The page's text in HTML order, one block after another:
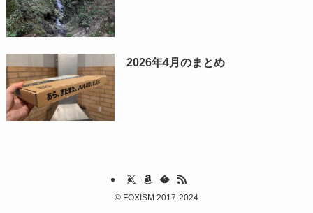
2026年4月のまとめ
© FOXISM 2017-2024